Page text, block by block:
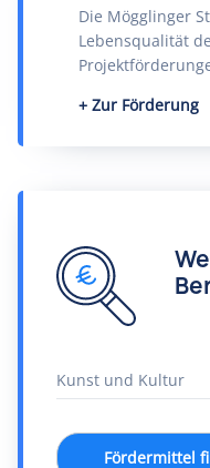
Die Mögglinger
Lebensqualität
Zur Förderung
Fördermittel